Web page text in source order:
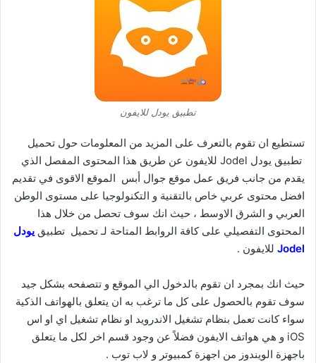
تطبيق يودل للايفون
تستطيع ان تقوم بالتعرف على المزيد من المعلومات حول تحميل
تطبيق يودل Jodel للايفون عن طريق هذا المحتوى المفصل الذي
يقدم من جانب فريق عمل موقع جوال أبس الموقع الاقوى في تقديم
افضل محتوى عربي خاص بالتقنية و التكنولوجيا على مستوى الوطن
العربي و الشرق الاوسط ، حيث انك سوف تحصل من خلال هذا
المحتوى التفصيلي على كافة الروابط المتاحة لـ تحميل تطبيق يودل
Jodel للايفون .
حيث انك بمجرد ان تقوم بالدخول الي الموقع و تتصفحه بشكل جيد
سوف تقوم بالحصول على كل ما ترغب به ان يتعلق بالهواتف الذكية
سواء كانت تعمل بنظام تشغيل الاندرويد او نظام تشغيل اي او اس
iOS و هي هواتف الايفون فضلاً عن وجود قسم اخر لكل ما يتعلق
باجهزة الويندوز من اجهزة كمبيوتر و لاب توب .